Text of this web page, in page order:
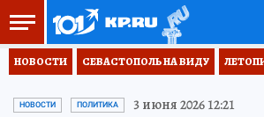
НОВОСТИ СЕВАСТОПОЛЬ НА ВИДУ
НОВОСТИ ПОЛИТИКА 3 июня 2026 12:21